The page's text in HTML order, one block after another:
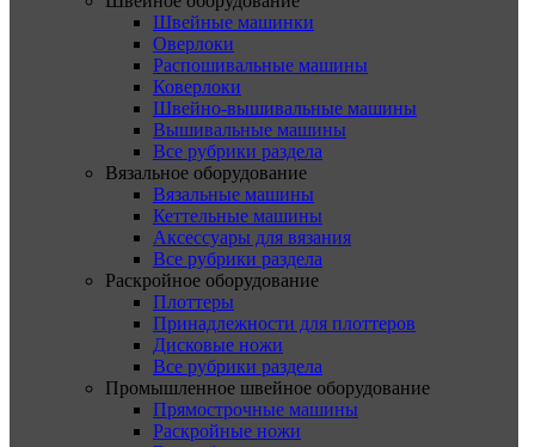
Швейные машинки
Оверлоки
Распошивальные машины
Коверлоки
Швейно-вышивальные машины
Вышивальные машины
Все рубрики раздела
Вязальное оборудование
Вязальные машины
Кеттельные машины
Аксессуары для вязания
Все рубрики раздела
Раскройное оборудование
Плоттеры
Принадлежности для плоттеров
Дисковые ножи
Все рубрики раздела
Промышленное швейное оборудование
Прямострочные машины
Раскройные ножи